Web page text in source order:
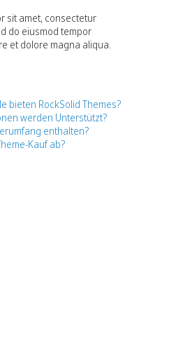
sit amet, consectetur
do eiusmod tempor
et dolore magna aliqua.
bieten RockSolid Themes?
werden Unterstützt?
enthalten?
Kauf ab?